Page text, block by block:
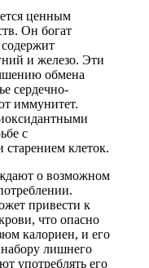
ценным
Он богат
и железо. Эти
обмена
сердечно-
иммунитет.
с
клеток.
о возможном
привести к
что опасно
калориен, и его
лишнего
употреблять его